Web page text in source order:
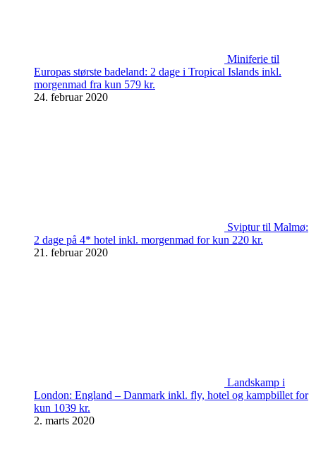
Miniferie til
Europas største badeland: 2 dage i Tropical Islands inkl.
morgenmad fra kun 579 kr.
24. februar 2020
Sviptur til Malmø:
2 dage på 4* hotel inkl. morgenmad for kun 220 kr.
21. februar 2020
Landskamp i
London: England – Danmark inkl. fly, hotel og kampbillet for
kun 1039 kr.
2. marts 2020